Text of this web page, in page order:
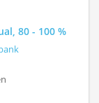
80 - 100 %